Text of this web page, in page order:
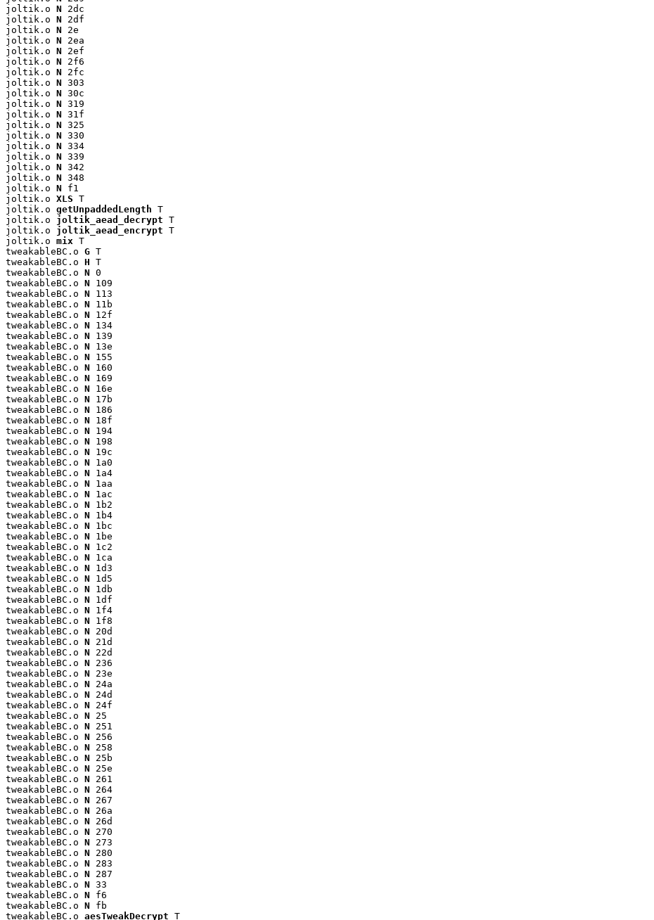
joltik.o N 2dc
joltik.o N 2df
joltik.o N 2e
joltik.o N 2ea
joltik.o N 2ef
joltik.o N 2f6
joltik.o N 2fc
joltik.o N 303
joltik.o N 30c
joltik.o N 319
joltik.o N 31f
joltik.o N 325
joltik.o N 330
joltik.o N 334
joltik.o N 339
joltik.o N 342
joltik.o N 348
joltik.o N f1
joltik.o XLS T
joltik.o getUnpaddedLength T
joltik.o joltik_aead_decrypt T
joltik.o joltik_aead_encrypt T
joltik.o mix T
tweakableBC.o G T
tweakableBC.o H T
tweakableBC.o N 0
tweakableBC.o N 109
tweakableBC.o N 113
tweakableBC.o N 11b
tweakableBC.o N 12f
tweakableBC.o N 134
tweakableBC.o N 139
tweakableBC.o N 13e
tweakableBC.o N 155
tweakableBC.o N 160
tweakableBC.o N 169
tweakableBC.o N 16e
tweakableBC.o N 17b
tweakableBC.o N 186
tweakableBC.o N 18f
tweakableBC.o N 194
tweakableBC.o N 198
tweakableBC.o N 19c
tweakableBC.o N 1a0
tweakableBC.o N 1a4
tweakableBC.o N 1aa
tweakableBC.o N 1ac
tweakableBC.o N 1b2
tweakableBC.o N 1b4
tweakableBC.o N 1bc
tweakableBC.o N 1be
tweakableBC.o N 1c2
tweakableBC.o N 1ca
tweakableBC.o N 1d3
tweakableBC.o N 1d5
tweakableBC.o N 1db
tweakableBC.o N 1df
tweakableBC.o N 1f4
tweakableBC.o N 1f8
tweakableBC.o N 20d
tweakableBC.o N 21d
tweakableBC.o N 22d
tweakableBC.o N 236
tweakableBC.o N 23e
tweakableBC.o N 24a
tweakableBC.o N 24d
tweakableBC.o N 24f
tweakableBC.o N 25
tweakableBC.o N 251
tweakableBC.o N 256
tweakableBC.o N 258
tweakableBC.o N 25b
tweakableBC.o N 25e
tweakableBC.o N 261
tweakableBC.o N 264
tweakableBC.o N 267
tweakableBC.o N 26a
tweakableBC.o N 26d
tweakableBC.o N 270
tweakableBC.o N 273
tweakableBC.o N 280
tweakableBC.o N 283
tweakableBC.o N 287
tweakableBC.o N 33
tweakableBC.o N f6
tweakableBC.o N fb
tweakableBC.o aesTweakDecrypt T